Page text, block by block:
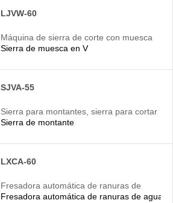
LJVW-60
Máquina de sierra de corte con muesca
en V, sierra de muesca en V
Sierra de muesca en V
SJVA-55
Sierra para montantes, sierra para cortar
montantes
Sierra de montante
LXCA-60
Fresadora automática de ranuras de
agua (tres ejes)
Fresadora automática de ranuras de agua